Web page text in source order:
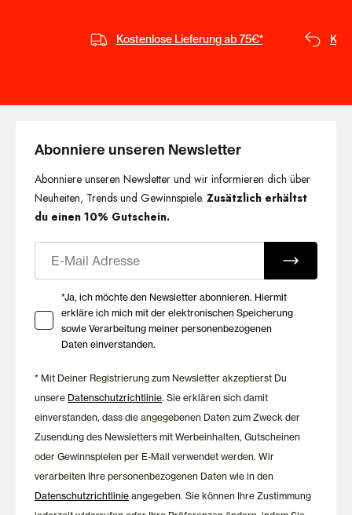
Kostenlose Lieferung ab 75€*
Abonniere unseren Newsletter
Abonniere unseren Newsletter und wir informieren dich über
Neuheiten, Trends und Gewinnspiele.Zusätzlich erhältst
du einen 10% Gutschein.
Ihre Zustimmung zu Marketing E-Mails
*Ja, ich möchte den Newsletter abonnieren. Hiermit
erkläre ich mich mit der elektronischen Speicherung
sowie Verarbeitung meiner personenbezogenen
Daten einverstanden.
* Mit Deiner Registrierung zum Newsletter akzeptierst Du
unsere Datenschutzrichtlinie. Sie erklären sich damit
einverstanden, dass die angegebenen Daten zum Zweck der
Zusendung des Newsletters mit Werbeinhalten, Gutscheinen
oder Gewinnspielen per E-Mail verwendet werden. Wir
verarbeiten Ihre personenbezogenen Daten wie in den
Datenschutzrichtlinie angegeben. Sie können Ihre Zustimmung